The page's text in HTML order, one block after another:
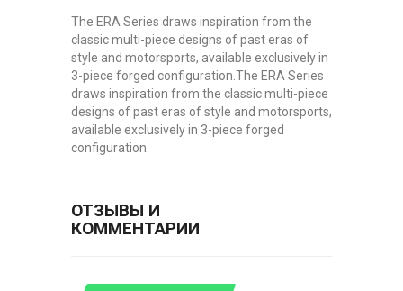
The ERA Series draws inspiration from the
classic multi-piece designs of past eras of
style and motorsports, available exclusively in
3-piece forged configuration.The ERA Series
draws inspiration from the classic multi-piece
designs of past eras of style and motorsports,
available exclusively in 3-piece forged
configuration.
ОТЗЫВЫ И
КОММЕНТАРИИ